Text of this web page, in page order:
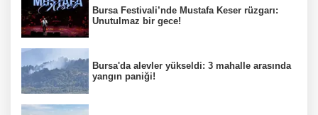
Bursa Festivali’nde Mustafa Keser rüzgarı:
Unutulmaz bir gece!
Bursa'da alevler yükseldi: 3 mahalle arasında
yangın paniği!